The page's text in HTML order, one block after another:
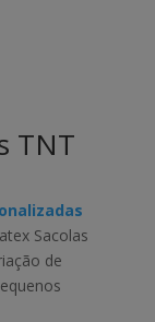
TNT
Sacolas
de